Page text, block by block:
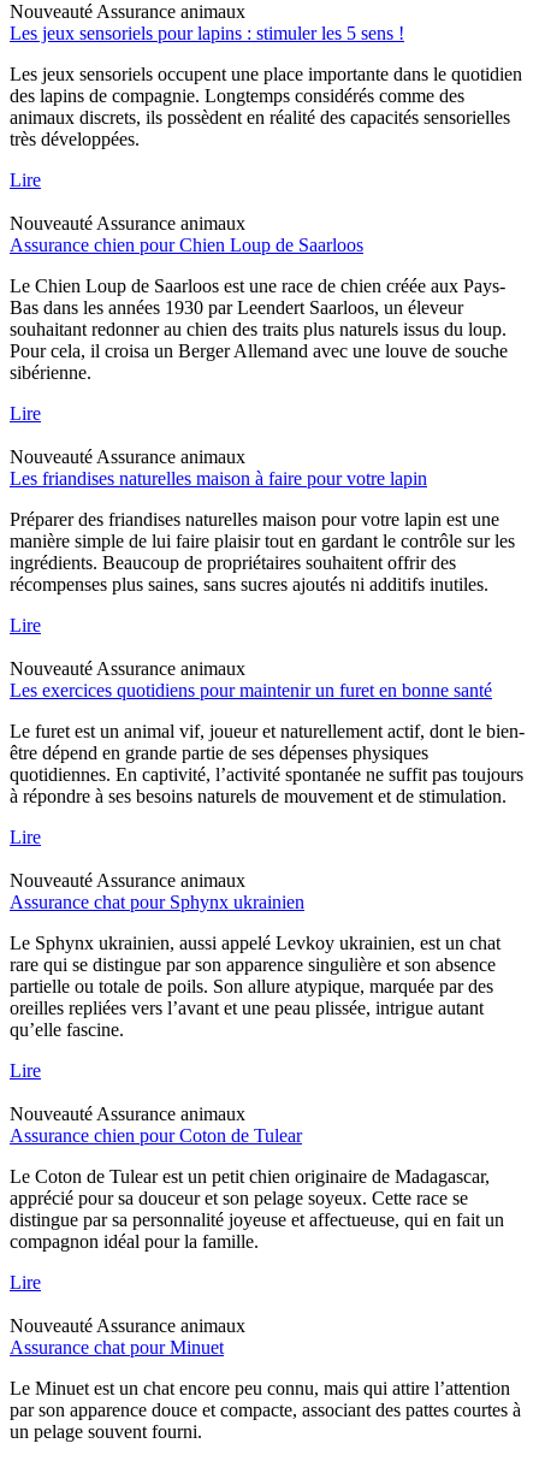
NouveautéAssurance animaux
Les jeux sensoriels pour lapins : stimuler les 5 sens !
Les jeux sensoriels occupent une place importante dans le quotidien
des lapins de compagnie. Longtemps considérés comme des
animaux discrets, ils possèdent en réalité des capacités sensorielles
très développées.
Lire
NouveautéAssurance animaux
Assurance chien pour Chien Loup de Saarloos
Le Chien Loup de Saarloos est une race de chien créée aux Pays-
Bas dans les années 1930 par Leendert Saarloos, un éleveur
souhaitant redonner au chien des traits plus naturels issus du loup.
Pour cela, il croisa un Berger Allemand avec une louve de souche
sibérienne.
Lire
NouveautéAssurance animaux
Les friandises naturelles maison à faire pour votre lapin
Préparer des friandises naturelles maison pour votre lapin est une
manière simple de lui faire plaisir tout en gardant le contrôle sur les
ingrédients. Beaucoup de propriétaires souhaitent offrir des
récompenses plus saines, sans sucres ajoutés ni additifs inutiles.
Lire
NouveautéAssurance animaux
Les exercices quotidiens pour maintenir un furet en bonne santé
Le furet est un animal vif, joueur et naturellement actif, dont le bien-
être dépend en grande partie de ses dépenses physiques
quotidiennes. En captivité, l’activité spontanée ne suffit pas toujours
à répondre à ses besoins naturels de mouvement et de stimulation.
Lire
NouveautéAssurance animaux
Assurance chat pour Sphynx ukrainien
Le Sphynx ukrainien, aussi appelé Levkoy ukrainien, est un chat
rare qui se distingue par son apparence singulière et son absence
partielle ou totale de poils. Son allure atypique, marquée par des
oreilles repliées vers l’avant et une peau plissée, intrigue autant
qu’elle fascine.
Lire
NouveautéAssurance animaux
Assurance chien pour Coton de Tulear
Le Coton de Tulear est un petit chien originaire de Madagascar,
apprécié pour sa douceur et son pelage soyeux. Cette race se
distingue par sa personnalité joyeuse et affectueuse, qui en fait un
compagnon idéal pour la famille.
Lire
NouveautéAssurance animaux
Assurance chat pour Minuet
Le Minuet est un chat encore peu connu, mais qui attire l’attention
par son apparence douce et compacte, associant des pattes courtes à
un pelage souvent fourni.